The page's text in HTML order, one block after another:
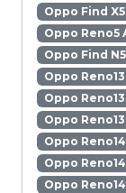
Oppo Find
Oppo Reno5
Oppo Find N5
Oppo Reno13
Oppo Reno13
Oppo
Oppo Reno14
Oppo Reno14
Oppo